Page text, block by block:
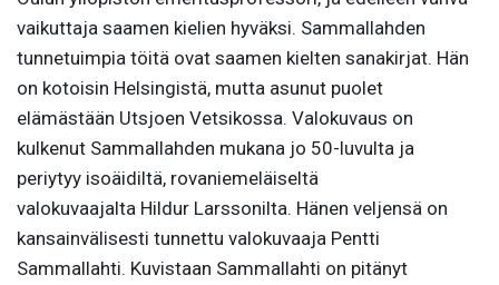
vaikuttaja saamen kielien hyväksi. Sammallahden
tunnetuimpia töitä ovat saamen kielten sanakirjat. Hän
on kotoisin Helsingistä, mutta asunut puolet
elämästään Utsjoen Vetsikossa. Valokuvaus on
kulkenut Sammallahden mukana jo 50-luvulta ja
periytyy isoäidiltä, rovaniemeläiseltä
valokuvaajalta Hildur Larssonilta. Hänen veljensä on
kansainvälisesti tunnettu valokuvaaja Pentti
Sammallahti. Kuvistaan Sammallahti on pitänyt